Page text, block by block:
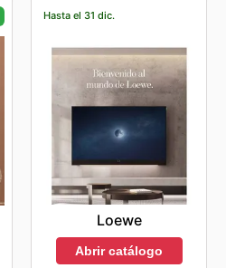
Hasta el 31 dic.
Loewe
Abrir catálogo